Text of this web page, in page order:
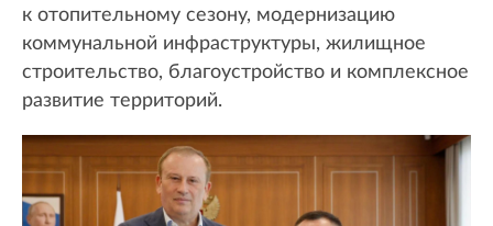
к отопительному сезону, модернизацию
коммунальной инфраструктуры, жилищное
строительство, благоустройство и комплексное
развитие территорий.